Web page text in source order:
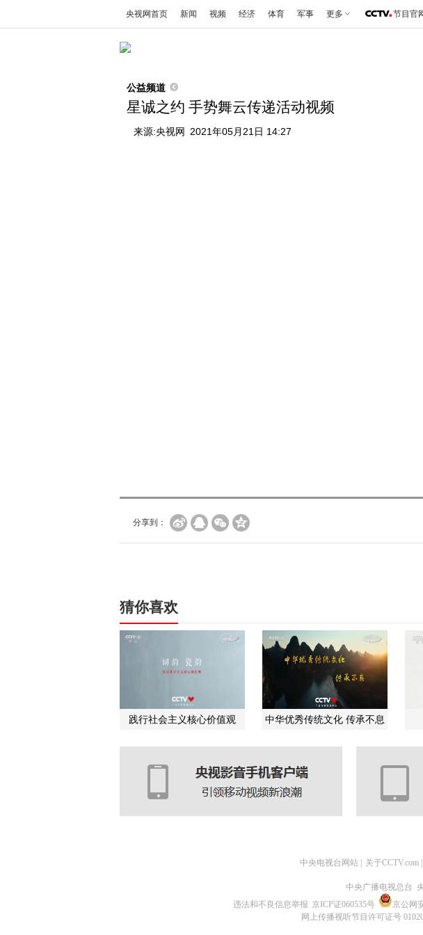
央视网首页 新闻 视频 经济 体育 军事 更多 节目官
公益频道
星诚之约 手势舞云传递活动视频
来源:央视网 2021年05月21日 14:27
分享到：
猜你喜欢
践行社会主义核心价值观 中华优秀传统文化 传承不息
中央电视台网站 关于CCTV.com
中央广播电视总台
违法和不良信息举报 京ICP证060535号 京公网
网上传播视听节目许可证号